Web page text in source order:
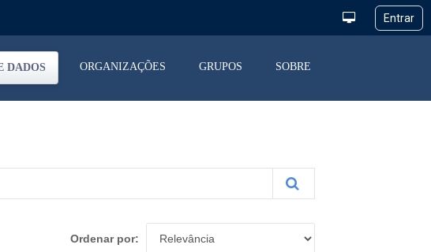
DADOS ORGANIZAÇÕES GRUPOS SOBRE
Ordenar por